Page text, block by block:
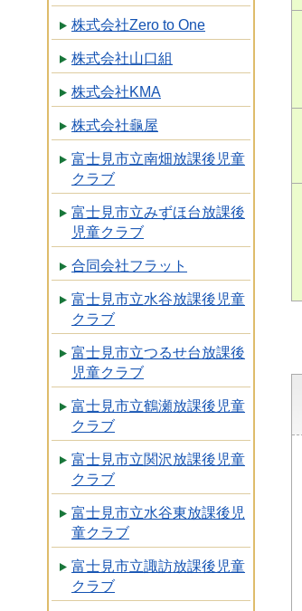
株式会社Zero to One
株式会社山口組
株式会社KMA
株式会社龜屋
富士見市立南畑放課後児童
クラブ
富士見市立みずほ台放課後
児童クラブ
合同会社フラット
富士見市立水谷放課後児童
クラブ
富士見市立つるせ台放課後
児童クラブ
富士見市立鶴瀬放課後児童
クラブ
富士見市立関沢放課後児童
クラブ
富士見市立水谷東放課後児
童クラブ
富士見市立諏訪放課後児童
クラブ